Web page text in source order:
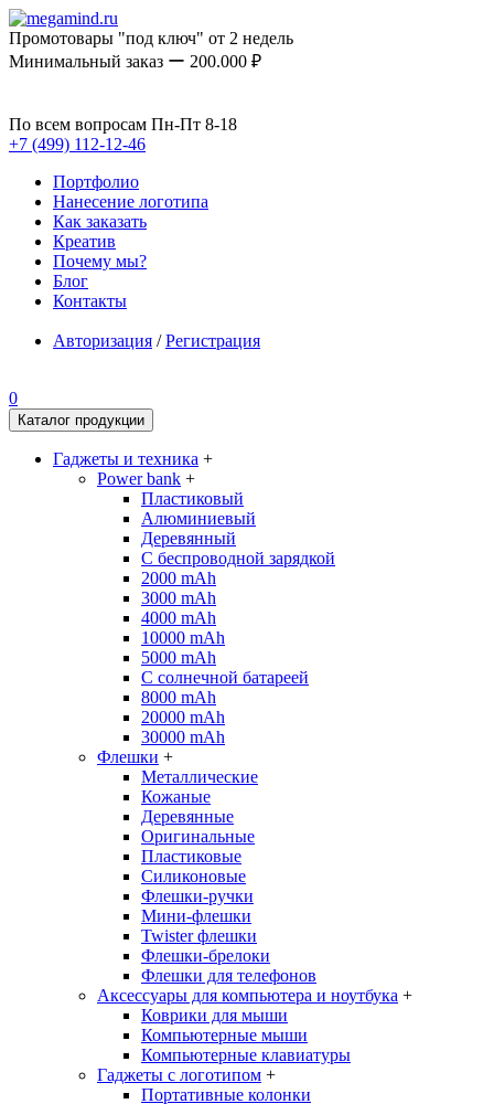
Промотовары "под ключ" от 2 недель
Минимальный заказ ー 200.000 ₽
По всем вопросам Пн-Пт 8-18
+7 (499) 112-12-46
Портфолио
Нанесение логотипа
Как заказать
Креатив
Почему мы?
Блог
Контакты
Авторизация /Регистрация
0
Каталог продукции
Гаджеты и техника +
Power bank +
Пластиковый
Алюминиевый
Деревянный
С беспроводной зарядкой
2000 mAh
3000 mAh
4000 mAh
10000 mAh
5000 mAh
С солнечной батареей
8000 mAh
20000 mAh
30000 mAh
Флешки +
Металлические
Кожаные
Деревянные
Оригинальные
Пластиковые
Силиконовые
Флешки-ручки
Мини-флешки
Twister флешки
Флешки-брелоки
Флешки для телефонов
Аксессуары для компьютера и ноутбука +
Коврики для мыши
Компьютерные мыши
Компьютерные клавиатуры
Гаджеты с логотипом +
Портативные колонки